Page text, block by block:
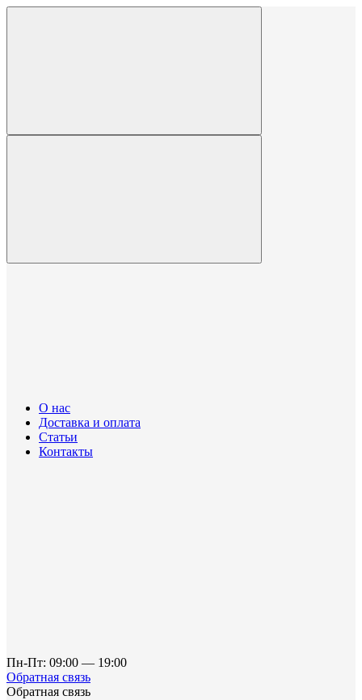
О нас
Доставка и оплата
Статьи
Контакты
Пн-Пт: 09:00 — 19:00
Обратная связь
Обратная связь